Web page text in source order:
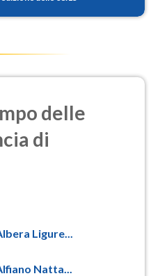
delle
di
Ligure...
Natta...